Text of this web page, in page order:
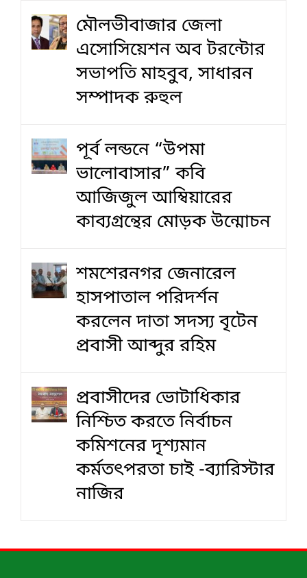
মৌলভীবাজার জেলা
এসোসিয়েশন অব টরন্টোর
সভাপতি মাহবুব, সাধারন
সম্পাদক রুহুল
পূর্ব লন্ডনে “উপমা
ভালোবাসার” কবি
আজিজুল আম্বিয়ারের
কাব্যগ্রন্থের মোড়ক উন্মোচন
শমশেরনগর জেনারেল
হাসপাতাল পরিদর্শন
করলেন দাতা সদস্য বৃটেন
প্রবাসী আব্দুর রহিম
প্রবাসীদের ভোটাধিকার
নিশ্চিত করতে নির্বাচন
কমিশনের দৃশ‍্যমান
কর্মতৎপরতা চাই -ব্যারিস্টার
নাজির